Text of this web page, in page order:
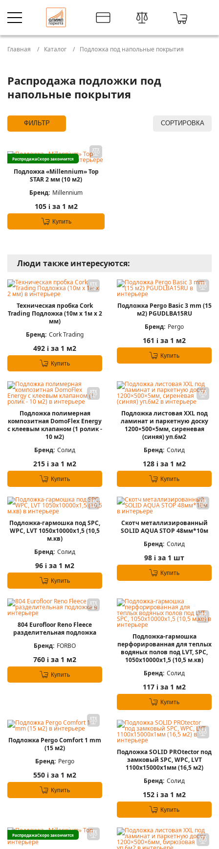
Главная Каталог Подложка под напольные покрытия
Распродажа подложки под
напольные покрытия
ФИЛЬТР СОРТИРОВКА
РаспродажаСкоро закончится
Подложка «Millennium» Top
STAR 2 мм (10 м2)
Бренд: Millennium
105 iза 1 м2
Купить
Люди также интересуются:
Техническая пробка Cork
Trading Подложка (10м х 1м х 2
мм)
Бренд: Cork Trading
492 i за 1 м2
Купить
Подложка Pergo Basic 3 mm (15
м2) PGUDLBA15RU
Бренд: Pergo
161 i за 1 м2
Купить
Подложка полимерная
композитная DomoFlex Energy
с клеевым клапаном (1 pолик -
10 м2)
Бренд: Солид
215 i за 1 м2
Купить
Подложка листовая XXL под
ламинат и паркетную доску
1200×500×5мм, сиреневая
(синяя) уп.6м2
Бренд: Солид
128 i за 1 м2
Купить
Подложка-гармошка под SPC,
WPC, LVT 1050х10000х1,5 (10,5
м.кв)
Бренд: Солид
96 i за 1 м2
Купить
Скотч металлизированный
SOLID AQUA STOP 48мм*10м
Бренд: Солид
98 i за 1 шт
Купить
804 Eurofloor Reno Fleece
разделительная подложка
Бренд: FORBO
760 i за 1 м2
Купить
Подложка-гармошка
перфорированная для теплых
водяных полов под LVT, SPC,
1050х10000х1,5 (10,5 м.кв)
Бренд: Солид
117 i за 1 м2
Купить
Подложка Pergo Comfort 1 mm
(15 м2)
Бренд: Pergo
550 i за 1 м2
Купить
Подложка SOLID PROtector под
замковый SPC, WPC, LVT
1100x15000x1мм (16,5 м2)
Бренд: Солид
152 i за 1 м2
Купить
РаспродажаСкоро закончится